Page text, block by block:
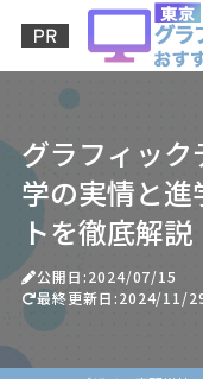
グラフィッ
学の実情と
トを徹底解説
公開日:2024/07/15
最終更新日:2024/11/